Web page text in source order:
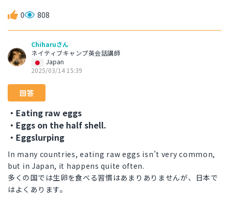
0 808
Chiharuさん
ネイティブキャンプ英会話講師
Japan
2025/03/14 15:39
回答
・Eating raw eggs
・Eggs on the half shell.
・Eggslurping
In many countries, eating raw eggs isn't very common,
but in Japan, it happens quite often.
多くの国では生卵を食べる習慣はあまりありませんが、日本で
はよくあります。